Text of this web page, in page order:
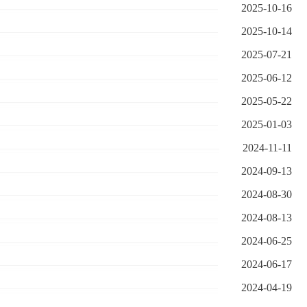
2025-10-16
2025-10-14
2025-07-21
2025-06-12
2025-05-22
2025-01-03
2024-11-11
2024-09-13
2024-08-30
2024-08-13
2024-06-25
2024-06-17
2024-04-19